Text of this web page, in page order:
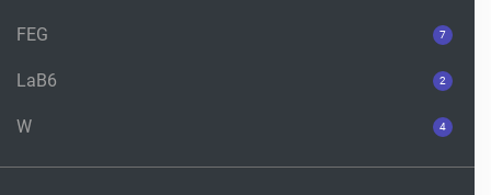
FEG 7
LaB6 2
W 4